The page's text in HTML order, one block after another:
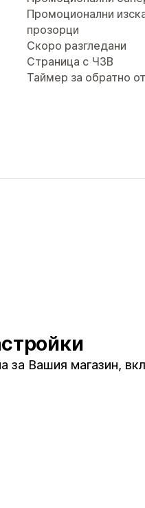
Промоционални
прозорци
Скоро разгледани
Страница с ЧЗВ
Таймер за обратно
за Вашия магазин,